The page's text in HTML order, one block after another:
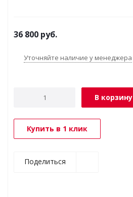
36 800 руб.
Уточняйте наличие у менеджера
В корзину
Купить в 1 клик
Поделиться